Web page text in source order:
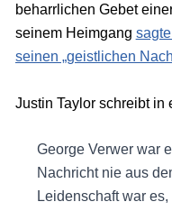
beharrlichen Gebet
seinem Heimgang
seinen „geistlichen
Justin Taylor schreibt in
George Verwer war
Nachricht nie aus
Leidenschaft war